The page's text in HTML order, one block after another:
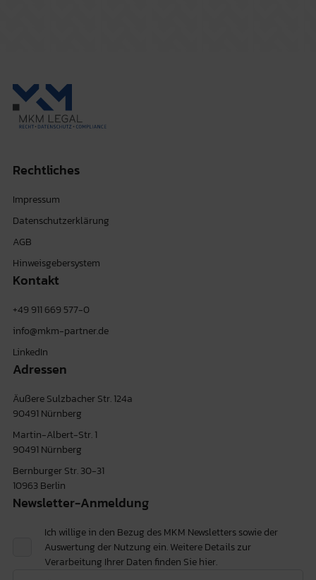
Rechtliches
Impressum
Datenschutzerklärung
AGB
Hinweisgebersystem
Kontakt
+49 911 669 577-0
info@mkm-partner.de
LinkedIn
Adressen
Äußere Sulzbacher Str. 124a
90491 Nürnberg
Martin-Albert-Str. 1
90491 Nürnberg
Bernburger Str. 30-31
10963 Berlin
Newsletter-Anmeldung
Ich willige in den Bezug des MKM Newsletters sowie der
Auswertung der Nutzung ein. Weitere Details zur
Verarbeitung Ihrer Daten finden Siehier.